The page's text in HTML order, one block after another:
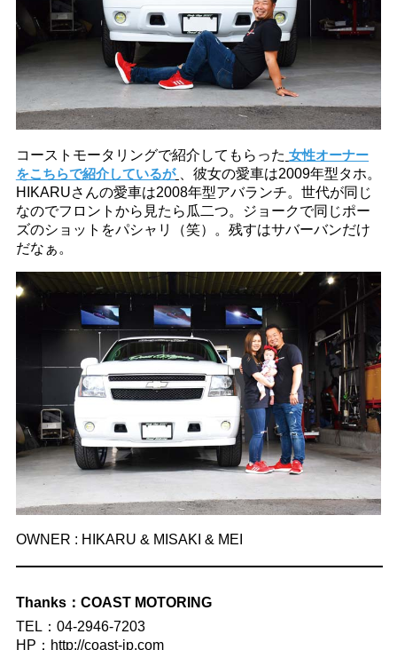
コーストモータリングで紹介してもらった 女性オーナー
をこちらで紹介しているが
、彼女の愛車は2009年型タホ。
HIKARUさんの愛車は2008年型アバランチ。世代が同じ
なのでフロントから見たら瓜二つ。ジョークで同じポー
ズのショットをパシャリ（笑）。残すはサバーバンだけ
だなぁ。
OWNER : HIKARU & MISAKI & MEI
Thanks：COAST MOTORING
TEL：04-2946-7203
HP：http://coast-jp.com